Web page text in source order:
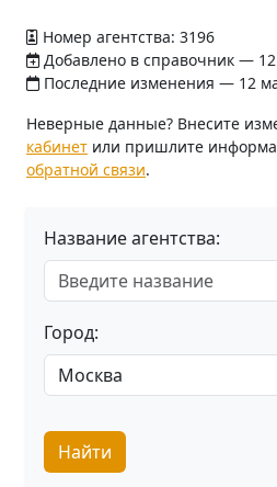
Номер агентства: 3196
Добавлено в справочник — 12
Последние изменения — 12
Неверные данные? Внесите
кабинет или пришлите
обратной связи.
Название агентства:
Город:
Найти